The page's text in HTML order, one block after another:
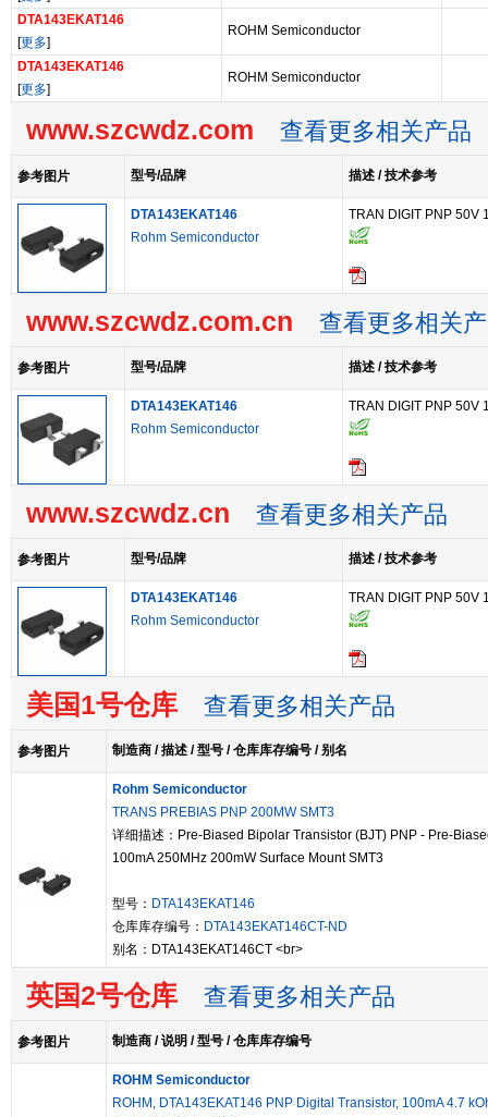
DTA143EKAT146
[更多]
ROHM Semiconductor
DTA143EKAT146
[更多]
ROHM Semiconductor
www.szcwdz.com 查看更多相关产品
参考图片 型号/品牌 描述 / 技术参考
DTA143EKAT146
Rohm Semiconductor
TRAN DIGIT PNP 50V
www.szcwdz.com.cn 查看更多相关
参考图片 型号/品牌 描述 / 技术参考
DTA143EKAT146
Rohm Semiconductor
TRAN DIGIT PNP 50V
www.szcwdz.cn 查看更多相关产品
参考图片 型号/品牌 描述 / 技术参考
DTA143EKAT146
Rohm Semiconductor
TRAN DIGIT PNP 50V
美国1号仓库 查看更多相关产品
参考图片 制造商 / 描述 / 型号 / 仓库库存编号 / 别名
Rohm Semiconductor
TRANS PREBIAS PNP 200MW SMT3
详细描述：Pre-Biased Bipolar Transistor (BJT) PNP - Pre-
100mA 250MHz 200mW Surface Mount SMT3
型号： DTA143EKAT146
仓库库存编号： DTA143EKAT146CT-ND
别名：DTA143EKAT146CT <br>
英国2号仓库 查看更多相关产品
参考图片 制造商 / 说明 / 型号 / 仓库库存编号
ROHM Semiconductor
ROHM, DTA143EKAT146 PNP Digital Transistor, 100mA 4.7